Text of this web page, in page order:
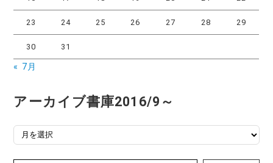
23 24 25 26 27 28 29
30 31
« 7月
アーカイブ書庫2016/9～
アーカイブ書庫2016/9～